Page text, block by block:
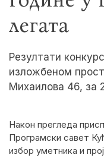
легата
Резултати
изложбеном
Михаилова 46, за
Након прегледа
Програмски савет
избор уметника и